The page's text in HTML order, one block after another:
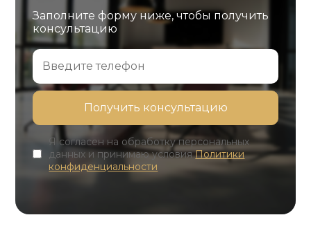
Заполните форму ниже, чтобы получить
консультацию
Я согласен на обработку персональных
данных и принимаю условияПолитики
конфиденциальности